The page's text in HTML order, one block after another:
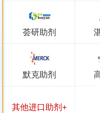
荟研助剂
默克助剂
其他进口助剂+